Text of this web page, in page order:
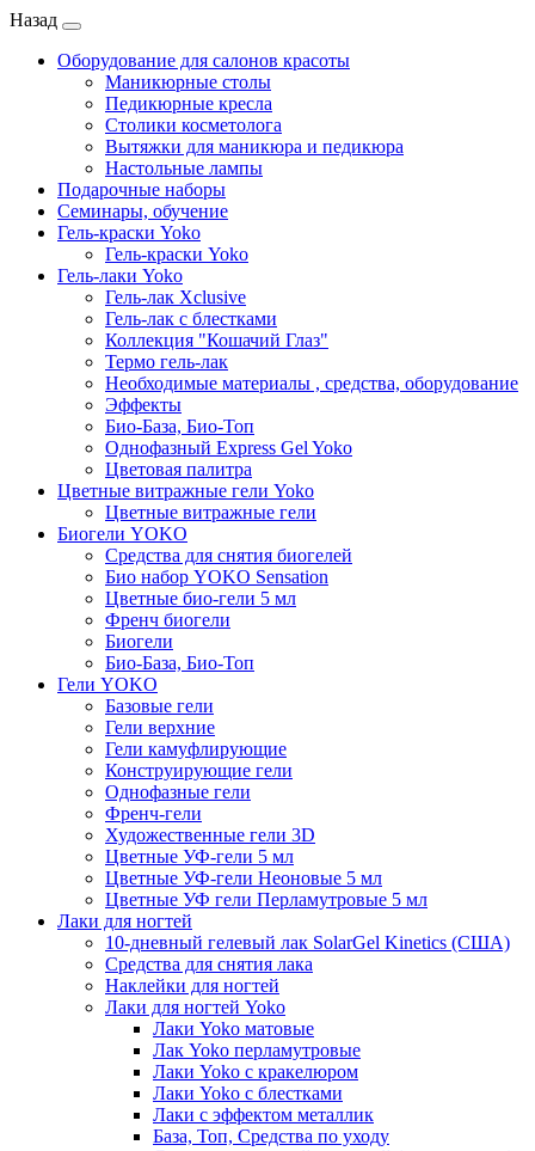
Назад
Оборудование для салонов красоты
Маникюрные столы
Педикюрные кресла
Столики косметолога
Вытяжки для маникюра и педикюра
Настольные лампы
Подарочные наборы
Семинары, обучение
Гель-краски Yoko
Гель-краски Yoko
Гель-лаки Yoko
Гель-лак Xclusive
Гель-лак с блестками
Коллекция "Кошачий Глаз"
Термо гель-лак
Необходимые материалы , средства, оборудование
Эффекты
Био-База, Био-Топ
Однофазный Express Gel Yoko
Цветовая палитра
Цветные витражные гели Yoko
Цветные витражные гели
Биогели YOKO
Средства для снятия биогелей
Био набор YOKO Sensation
Цветные био-гели 5 мл
Френч биогели
Биогели
Био-База, Био-Топ
Гели YOKO
Базовые гели
Гели верхние
Гели камуфлирующие
Конструирующие гели
Однофазные гели
Френч-гели
Художественные гели 3D
Цветные УФ-гели 5 мл
Цветные УФ-гели Неоновые 5 мл
Цветные УФ гели Перламутровые 5 мл
Лаки для ногтей
10-дневный гелевый лак SolarGel Kinetics (США)
Средства для снятия лака
Наклейки для ногтей
Лаки для ногтей Yoko
Лаки Yoko матовые
Лак Yoko перламутровые
Лаки Yoko с кракелюром
Лаки Yoko с блестками
Лаки с эффектом металлик
База, Топ, Средства по уходу